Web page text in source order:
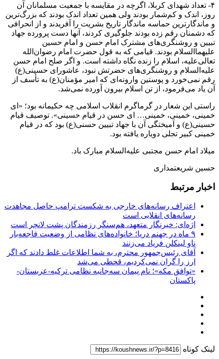
۴- تعداد شهدای کربلا، اگرچه در مقایسه با جمعیت مسلمانان آن
روز، اندک و کم‌شمار بودند ولی همین تعداد اندک بودند که بزرگ‌ترین
و ماندگارترین حماسه ماندگار تاریخ بشریت را آفریدند و از انحرافی
که دشمنان رقم زده بودند جلوگیری کردند، آنها دست پرورده جهاد
تبیین و روشنگری‌های مشترک امام حسن و امام حسین
علیهماالسلام بودند. قیامی که به قول حضرت امام رضوان‌الله
تعالی‌علیه، اسلام را زنده نگاه داشته است. و اگر صلح امام حسن
علیه‌السلام و روشنگری‌های حضرتش نبود، عاشورای حسینی‌(ع)
رقم نمی‌خورد و پوستین وارونه‌ای که امیر مؤمنان‌(ع) به تأسف از
آن یاد می‌فرمود، از تن اسلام بیرون آورده نمی‌شد.
راستی این شعار در گرماگرم انقلاب اسلامی چه حکیمانه بود؛ «‌ای
خمینی، خمینی، خمینی‌…‌ ای حسن در قیام حسینی‌». توصیف قیام
حسینی‌(ع) و آمیختگی آن با جهاد تبیین حسنی‌(ع) بود که در قیام
خمینی کبیر تجلی دوباره یافته بود.
میلاد امام حسن مجتبی علیه‌السلام مبارک باد.
حسین شریعتمداری
اخبار مرتبط
اعتراف رسانه‌های خارجی به شکست ترامپ حاصل مجاهدت
رسانه‌های انقلابی است
اژه‌ای: خبرنگار متعهد، هم‌سنگر رزمندگان پشت لانچر است
۹ ماه در جهنم دریا؛ خانواده‌های نظامی از وضعیت فاجعه‌بار
ناو لینکلن فریاد می‌زنند
آقای رئیس‌جمهور محترم، به شما اطلاعات غلط دادند که اگر
ارز را گران نمی‌کردیم، قحطی می‌شد
«توافق مکه»؛ نام پیمان سه‌جانبه نظامی ترکیه-عربستان-
پاکستان
لینک کوتاه